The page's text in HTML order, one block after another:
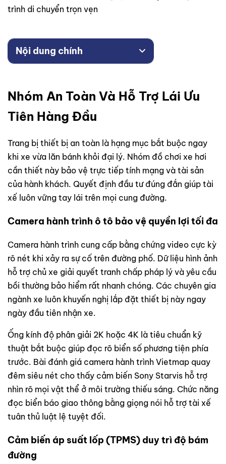
trình di chuyển trọn vẹn
Nội dung chính
Nhóm An Toàn Và Hỗ Trợ Lái Ưu
Tiên Hàng Đầu
Trang bị thiết bị an toàn là hạng mục bắt buộc ngay
khi xe vừa lăn bánh khỏi đại lý. Nhóm đồ chơi xe hơi
cần thiết này bảo vệ trực tiếp tính mạng và tài sản
của hành khách. Quyết định đầu tư đúng đắn giúp tài
xế luôn vững tay lái trên mọi cung đường.
Camera hành trình ô tô bảo vệ quyền lợi tối đa
Camera hành trình cung cấp bằng chứng video cực kỳ
rõ nét khi xảy ra sự cố trên đường phố. Dữ liệu hình ảnh
hỗ trợ chủ xe giải quyết tranh chấp pháp lý và yêu cầu
bồi thường bảo hiểm rất nhanh chóng. Các chuyên gia
ngành xe luôn khuyến nghị lắp đặt thiết bị này ngay
ngày đầu tiên nhận xe.
Ống kính độ phân giải 2K hoặc 4K là tiêu chuẩn kỹ
thuật bắt buộc giúp đọc rõ biển số phương tiện phía
trước. Bài đánh giá camera hành trình Vietmap quay
đêm siêu nét cho thấy cảm biến Sony Starvis hỗ trợ
nhìn rõ mọi vật thể ở môi trường thiếu sáng. Chức năng
đọc biển báo giao thông bằng giọng nói hỗ trợ tài xế
tuân thủ luật lệ tuyệt đối.
Cảm biến áp suất lốp (TPMS) duy trì độ bám
đường